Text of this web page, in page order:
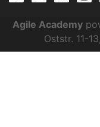
Agile Academy
Oststr. 11-